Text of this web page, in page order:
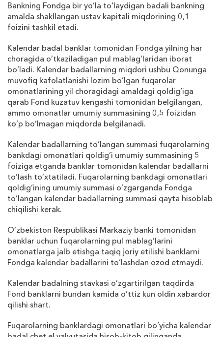
Bankning Fondga bir yo’la to’laydigan badali bankning
amalda shakllangan ustav kapitali miqdorining 0,1
foizini tashkil etadi.
Kalendar badal banklar tomonidan Fondga yilning har
choragida o’tkaziladigan pul mablag’laridan iborat
bo’ladi. Kalendar badallarning miqdori ushbu Qonunga
muvofiq kafolatlanishi lozim bo’lgan fuqarolar
omonatlarining yil choragidagi amaldagi qoldig’iga
qarab Fond kuzatuv kengashi tomonidan belgilangan,
ammo omonatlar umumiy summasining 0,5 foizidan
ko’p bo’lmagan miqdorda belgilanadi.
Kalendar badallarning to’langan summasi fuqarolarning
bankdagi omonatlari qoldig’i umumiy summasining 5
foiziga etganda banklar tomonidan kalendar badallarni
to’lash to’хtatiladi. Fuqarolarning bankdagi omonatlari
qoldig’ining umumiy summasi o’zgarganda Fondga
to’langan kalendar badallarning summasi qayta hisoblab
chiqilishi kerak.
O’zbekiston Respublikasi Markaziy banki tomonidan
banklar uchun fuqarolarning pul mablag’larini
omonatlarga jalb etishga taqiq joriy etilishi banklarni
Fondga kalendar badallarini to’lashdan ozod etmaydi.
Kalendar badalning stavkasi o’zgartirilgan taqdirda
Fond banklarni bundan kamida o’ttiz kun oldin хabardor
qilishi shart.
Fuqarolarning banklardagi omonatlari bo’yicha kalendar